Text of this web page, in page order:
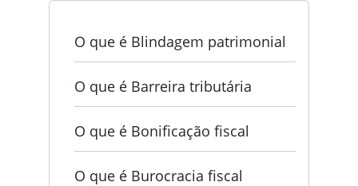
O que é Blindagem patrimonial
O que é Barreira tributária
O que é Bonificação fiscal
O que é Burocracia fiscal